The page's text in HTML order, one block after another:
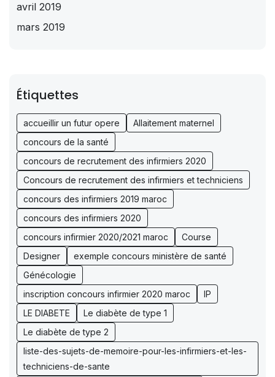
avril 2019
mars 2019
Étiquettes
accueillir un futur opere
Allaitement maternel
concours de la santé
concours de recrutement des infirmiers 2020
Concours de recrutement des infirmiers et techniciens
concours des infirmiers 2019 maroc
concours des infirmiers 2020
concours infirmier 2020/2021 maroc
Course
Designer
exemple concours ministère de santé
Génécologie
inscription concours infirmier 2020 maroc
IP
LE DIABETE
Le diabète de type 1
Le diabète de type 2
liste-des-sujets-de-memoire-pour-les-infirmiers-et-les-
techniciens-de-sante